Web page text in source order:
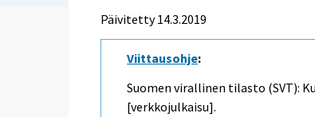
Päivitetty 14.3.2019
Viittausohje:
Suomen virallinen tilasto (SVT):
[verkkojulkaisu].